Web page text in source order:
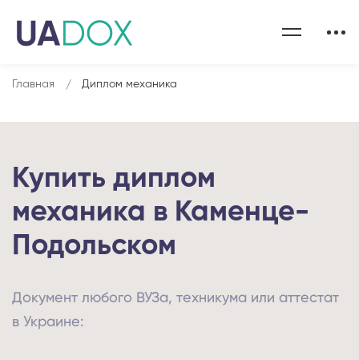
Главная Диплом механика
Купить диплом
механика в Каменце-
Подольском
Документ любого ВУЗа, техникума или аттестат
в Украине: